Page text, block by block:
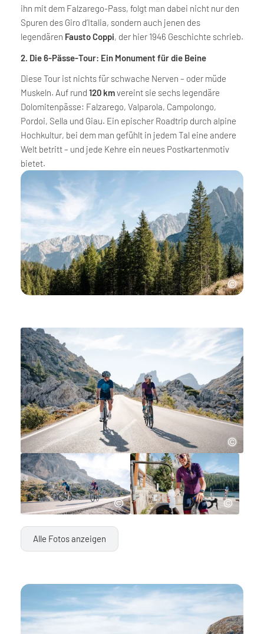
ihn mit dem Falzarego-Pass, folgt man dabei nicht nur den
Spuren des Giro d’Italia, sondern auch jenen des
legendären Fausto Coppi, der hier 1946 Geschichte schrieb.
2. Die 6-Pässe-Tour: Ein Monument für die Beine
Diese Tour ist nichts für schwache Nerven – oder müde
Muskeln. Auf rund 120 kmvereint sie sechs legendäre
Dolomitenpässe: Falzarego, Valparola, Campolongo,
Pordoi, Sella und Giau. Ein epischer Roadtrip durch alpine
Hochkultur, bei dem man gefühlt in jedem Tal eine andere
Welt betritt – und jede Kehre ein neues Postkartenmotiv
bietet.
Alle Fotos anzeigen